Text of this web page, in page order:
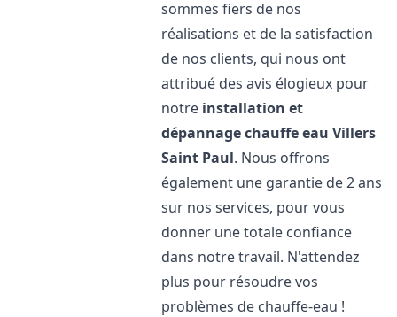
sommes fiers de nos
réalisations et de la satisfaction
de nos clients, qui nous ont
attribué des avis élogieux pour
notre installation et
dépannage chauffe eau Villers
Saint Paul. Nous offrons
également une garantie de 2 ans
sur nos services, pour vous
donner une totale confiance
dans notre travail. N'attendez
plus pour résoudre vos
problèmes de chauffe-eau !